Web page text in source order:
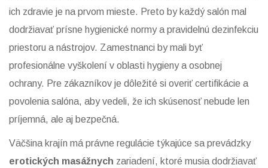
ich zdravie je na prvom mieste. Preto by každý salón mal
dodržiavať prísne hygienické normy a pravidelnú dezinfekciu
priestoru a nástrojov. Zamestnanci by mali byť
profesionálne vyškolení v oblasti hygieny a osobnej
ochrany. Pre zákazníkov je dôležité si overiť certifikácie a
povolenia salóna, aby vedeli, že ich skúsenosť nebude len
príjemná, ale aj bezpečná.
Väčšina krajín má právne regulácie týkajúce sa prevádzky
erotických masážnych zariadení, ktoré musia dodržiavať